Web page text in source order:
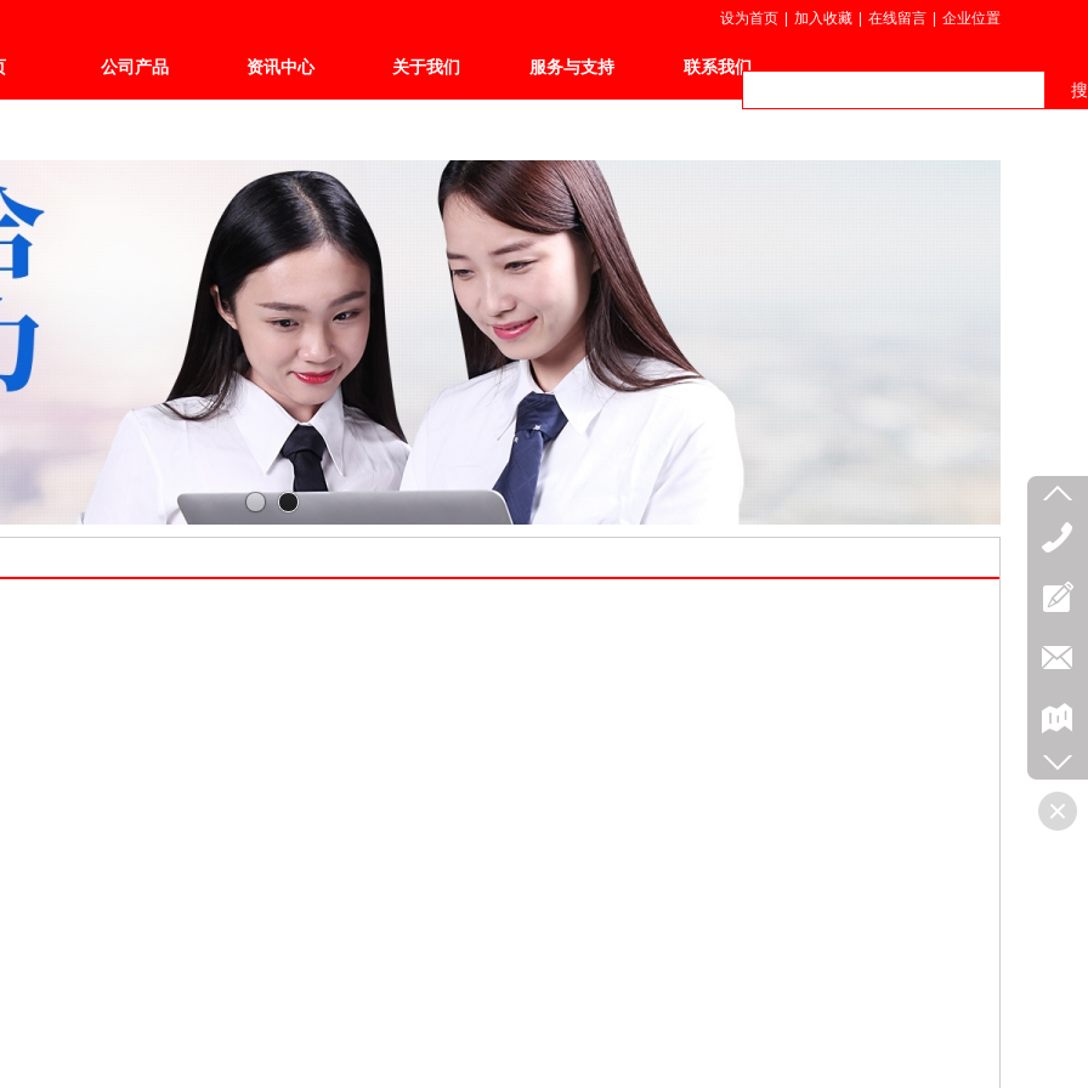
公司产品 资讯中心 关于我们 服务与支持 联系我们
设为首页 加入收藏 在线留言 企业位置